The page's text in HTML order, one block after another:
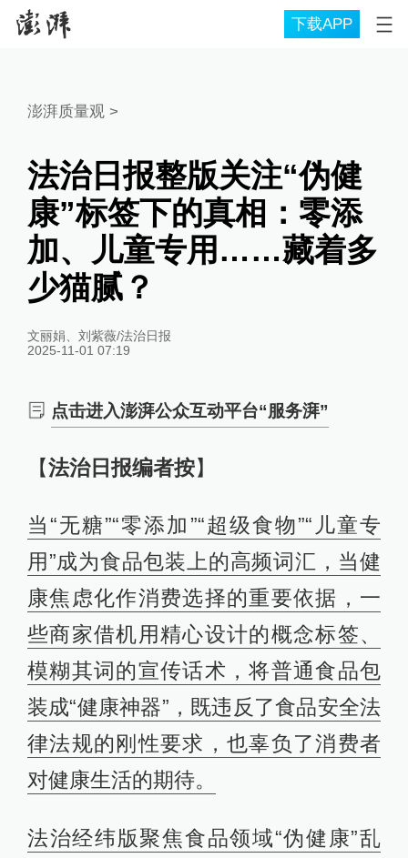
下载APP
澎湃质量观>
法治日报整版关注“伪健
康”标签下的真相：零添
加、儿童专用……藏着多
少猫腻？
文丽娟、刘紫薇/法治日报
2025-11-01 07:19
点击进入澎湃公众互动平台“服务湃”
【法治日报编者按】
当“无糖”“零添加”“超级食物”“儿童专
用”成为食品包装上的高频词汇，当健
康焦虑化作消费选择的重要依据，一
些商家借机用精心设计的概念标签、
模糊其词的宣传话术，将普通食品包
装成“健康神器”，既违反了食品安全法
律法规的刚性要求，也辜负了消费者
对健康生活的期待。
法治经纬版聚焦食品领域“伪健康”乱